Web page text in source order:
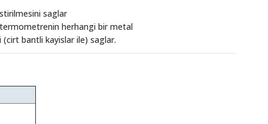
saglar
herhangi bir metal
bantli kayislar ile) saglar.